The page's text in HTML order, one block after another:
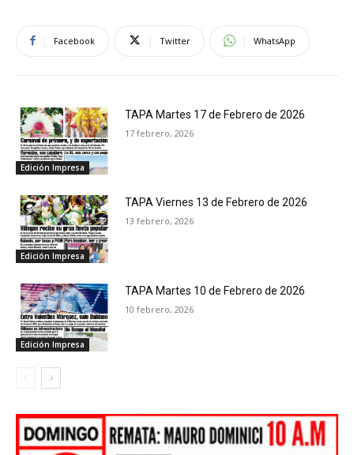
Facebook Twitter WhatsApp
Edición Impresa
TAPA Martes 17 de Febrero de 2026
17 febrero, 2026
Edición Impresa
TAPA Viernes 13 de Febrero de 2026
13 febrero, 2026
Edición Impresa
TAPA Martes 10 de Febrero de 2026
10 febrero, 2026